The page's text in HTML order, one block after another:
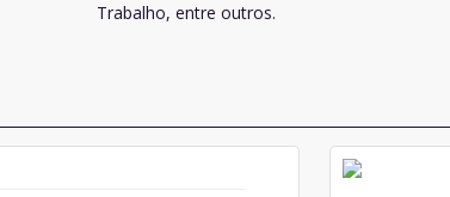
Trabalho, entre outros.